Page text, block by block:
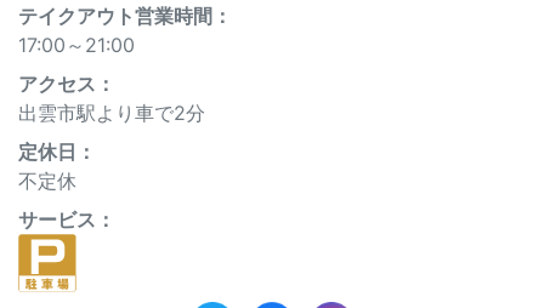
テイクアウト営業時間：
17:00～21:00
アクセス：
出雲市駅より車で2分
定休⽇：
不定休
サービス：